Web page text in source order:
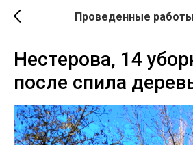
Проведенные работы
Нестерова, 14
после спила